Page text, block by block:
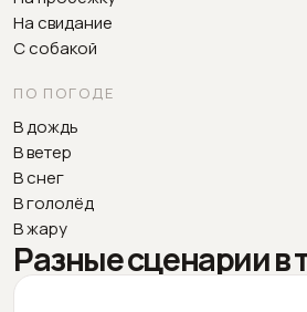
На свидание
С собакой
ПО ПОГОДЕ
В дождь
В ветер
В снег
В гололёд
В жару
Разные сценарии в